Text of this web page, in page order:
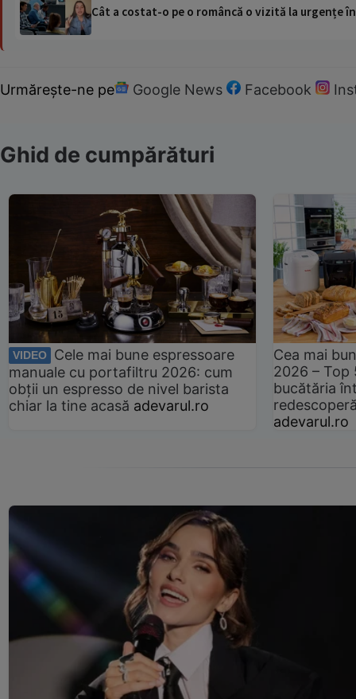
Cât a costat-o pe o româncă o vizită la urgențe
Urmărește-ne pe Google News Facebook
Ghid de cumpărături
VIDEO
Cele mai bune espressoare
manuale cu portafiltru 2026: cum
obții un espresso de nivel barista
chiar la tine acasă adevarul.ro
Cea mai
2026 –
bucătăria
adevarul.ro